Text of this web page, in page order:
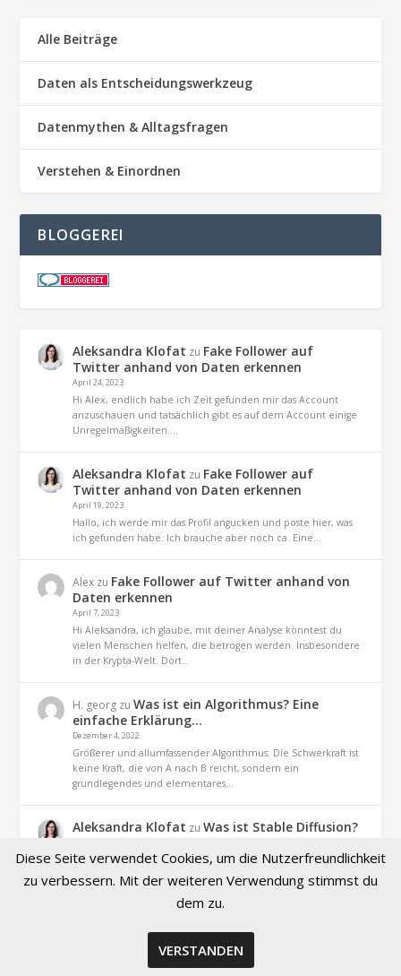
Alle Beiträge
Daten als Entscheidungswerkzeug
Datenmythen & Alltagsfragen
Verstehen & Einordnen
BLOGGEREI
Aleksandra Klofat zu Fake Follower auf
Twitter anhand von Daten erkennen
April 24, 2023
Hi Alex, endlich habe ich Zeit gefunden mir das Account
anzuschauen und tatsächlich gibt es auf dem Account einige
Unregelmäßigkeiten.…
Aleksandra Klofat zu Fake Follower auf
Twitter anhand von Daten erkennen
April 19, 2023
Hallo, ich werde mir das Profil angucken und poste hier, was
ich gefunden habe. Ich brauche aber noch ca. Eine…
Alex zu Fake Follower auf Twitter anhand von
Daten erkennen
April 7, 2023
Hi Aleksandra, ich glaube, mit deiner Analyse könntest du
vielen Menschen helfen, die betrogen werden. Insbesondere
in der Krypta-Welt. Dort…
H. georg zuWas ist ein Algorithmus? Eine
einfache Erklärung…
Dezember 4, 2022
Größerer und allumfassender Algorithmus: Die Schwerkraft ist
keine Kraft, die von A nach B reicht, sondern ein
grundlegendes und elementares…
Aleksandra Klofat zuWas ist Stable Diffusion?
November 9, 2022
Hallo, ja. es geht um dieses Projekt (optiizedSD=Projekt von
© 2026 Created by Aleksandra Klofat
Diese Seite verwendet Cookies, um die Nutzerfreundlichkeit
zu verbessern. Mit der weiteren Verwendung stimmst du
dem zu.
VERSTANDEN